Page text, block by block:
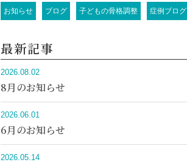
お知らせ ブログ 子どもの骨格調整 症例ブログ
最新記事
2026.08.02
8月のお知らせ
2026.06.01
6月のお知らせ
2026.05.14